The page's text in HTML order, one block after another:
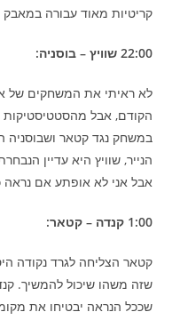
קריטיות מאוד עבורה
22:00 שוויץ – בוסניה:
לא ראיתי את המשחקים של
הקודם, אבל
במשחק נגד קטאר ושבוסניה
הנייר, שוויץ היא עדיין
אבל אני לא אופתע אם נראה
1:00 קנדה – קטאר:
קטאר הצליחה לגרד נקודה
שככל הנראה יבטיחו את